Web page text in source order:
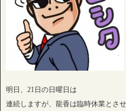
明日、21日の日曜日は
連続しますが、龍香は臨時休業とさ